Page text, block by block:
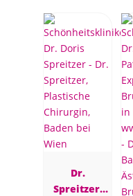
Dr.
Spreitzer,